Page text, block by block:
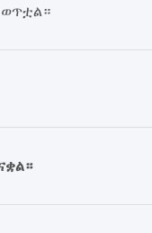
ወጥቷል።